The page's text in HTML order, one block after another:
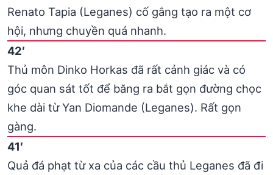
Renato Tapia (Leganes) cố gắng tạo ra một cơ
hội, nhưng chuyền quá nhanh.
42′
Thủ môn Dinko Horkas đã rất cảnh giác và có
góc quan sát tốt để băng ra bắt gọn đường chọc
khe dài từ Yan Diomande (Leganes). Rất gọn
gàng.
41′
Quả đá phạt từ xa của các cầu thủ Leganes đã đi